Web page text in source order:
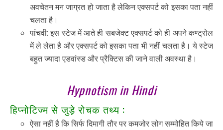
अवचेतन मन जाग्रत हो जाता है लेकिन एक्सपर्ट को इसका पता नहीं
चलता है।
पांचवी: इस स्टेज में आते ही सबजेक्ट एक्सपर्ट को ही अपने कण्ट्रोल
में ले लेता है और एक्सपर्ट को इसका पता भी नहीं चलता है। ये स्टेज
बहुत ज्यादा एडवांस्ड और प्रैक्टिस की जाने वाली अवस्था है।
Hypnotism in Hindi
हिप्नोटिज्म से जुड़े रोचक तथ्य :
ऐसा नहीं है कि सिर्फ दिमागी तौर पर कमजोर लोग सम्मोहित किये जा